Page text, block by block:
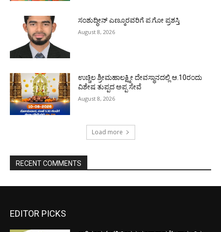
ಸಂಶುದ್ಧೀನ್ ಎಣ್ಮೂರವರಿಗೆ ಪ.ಗೋ ಪ್ರಶಸ್ತಿ
August 8, 2026
ಉಚ್ಚಿಲ ಶ್ರೀಮಹಾಲಕ್ಷ್ಮೀ ದೇವಸ್ಥಾನದಲ್ಲಿ ಆ.10ರಂದು
ವಿಶೇಷ ತುಪ್ಪದ ಅಪ್ಪ ಸೇವೆ
August 8, 2026
Load more
RECENT COMMENTS
EDITOR PICKS